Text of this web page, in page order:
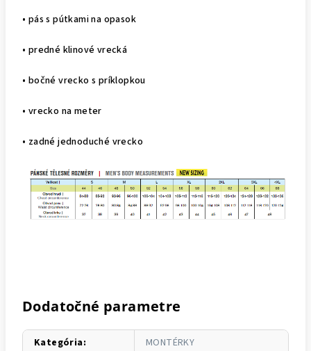
• pás s pútkami na opasok
• predné klinové vrecká
• bočné vrecko s príklopkou
• vrecko na meter
• zadné jednoduché vrecko
Dodatočné parametre
Kategória:
MONTÉRKY